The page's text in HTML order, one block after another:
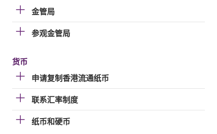
金管局
参观金管局
货币
申请复制香港流通纸币
联系汇率制度
纸币和硬币